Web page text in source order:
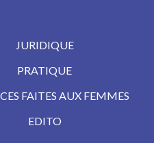
JURIDIQUE
PRATIQUE
FAITES AUX FEMMES
EDITO